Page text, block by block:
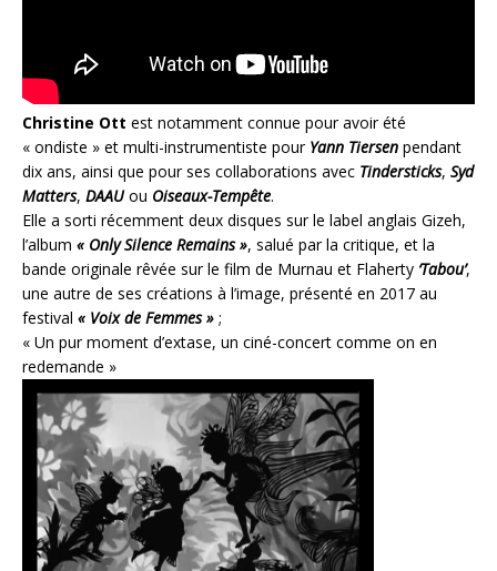
Christine Ott est notamment connue pour avoir été
« ondiste » et multi-instrumentiste pour Yann Tiersen pendant
dix ans, ainsi que pour ses collaborations avec Tindersticks, Syd
Matters, DAAUou Oiseaux-Tempête.
Elle a sorti récemment deux disques sur le label anglais Gizeh,
l’album « Only Silence Remains », salué par la critique, et la
bande originale rêvée sur le film de Murnau et Flaherty ‘Tabou’,
une autre de ses créations à l’image, présenté en 2017 au
festival « Voix de Femmes » ;
« Un pur moment d’extase, un ciné-concert comme on en
redemande »